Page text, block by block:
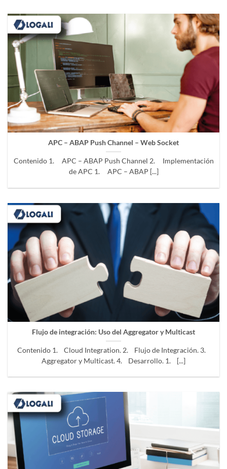
APC – ABAP Push Channel – Web Socket
Contenido 1. APC – ABAP Push Channel 2. Implementación
de APC 1. APC – ABAP [...]
Flujo de integración: Uso del Aggregator y Multicast
Contenido 1. Cloud Integration. 2. Flujo de Integración. 3.
Aggregator y Multicast. 4. Desarrollo. 1. [...]